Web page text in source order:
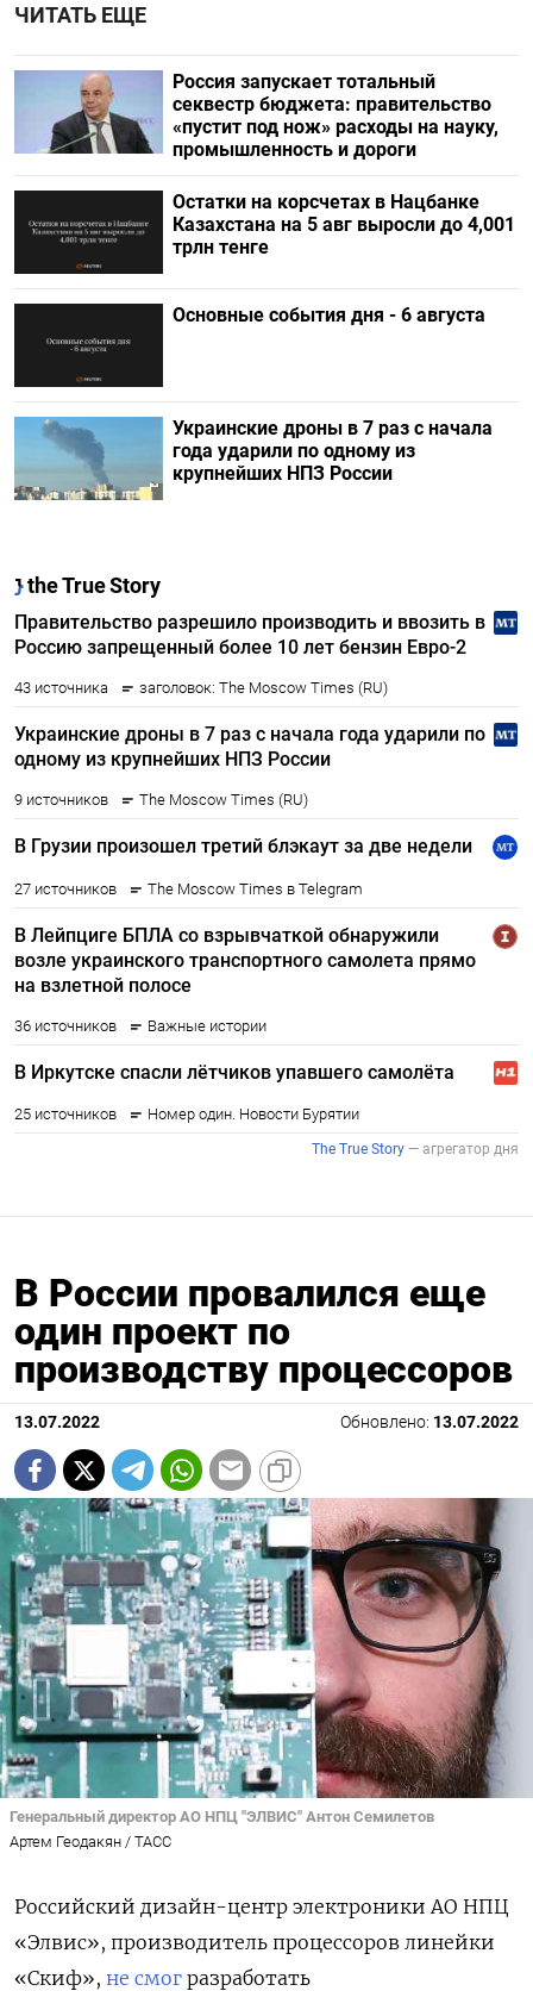
ЧИТАТЬ ЕЩЕ
Россия запускает тотальный
секвестр бюджета: правительство
«пустит под нож» расходы на науку,
промышленность и дороги
Остатки на корсчетах в Нацбанке
Казахстана на 5 авг выросли до 4,001
трлн тенге
Основные события дня - 6 августа
Украинские дроны в 7 раз с начала
года ударили по одному из
крупнейших НПЗ России
В России провалился еще
один проект по
производству процессоров
13.07.2022 Обновлено: 13.07.2022
Генеральный директор АО НПЦ "ЭЛВИС" Антон Семилетов
Артем Геодакян / ТАСС
Российский дизайн-центр электроники АО НПЦ
«Элвис», производитель процессоров линейки
«Скиф», не смог разработать